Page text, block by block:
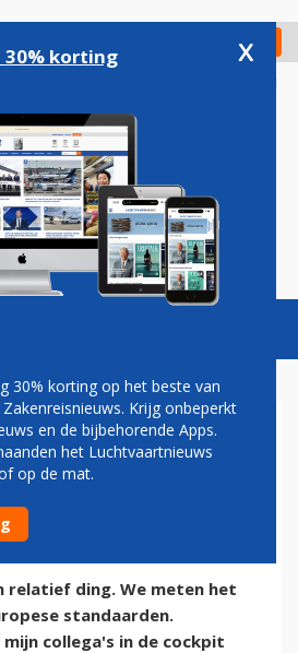
Check in
Podcasts Vacatures
WIJ
relatief ding. We meten het
standaarden.
collega's in de cockpit
30% korting x
30% korting op het beste van
Krijg onbeperkt
en de bijbehorende Apps.
het Luchtvaartnieuws
op de mat.